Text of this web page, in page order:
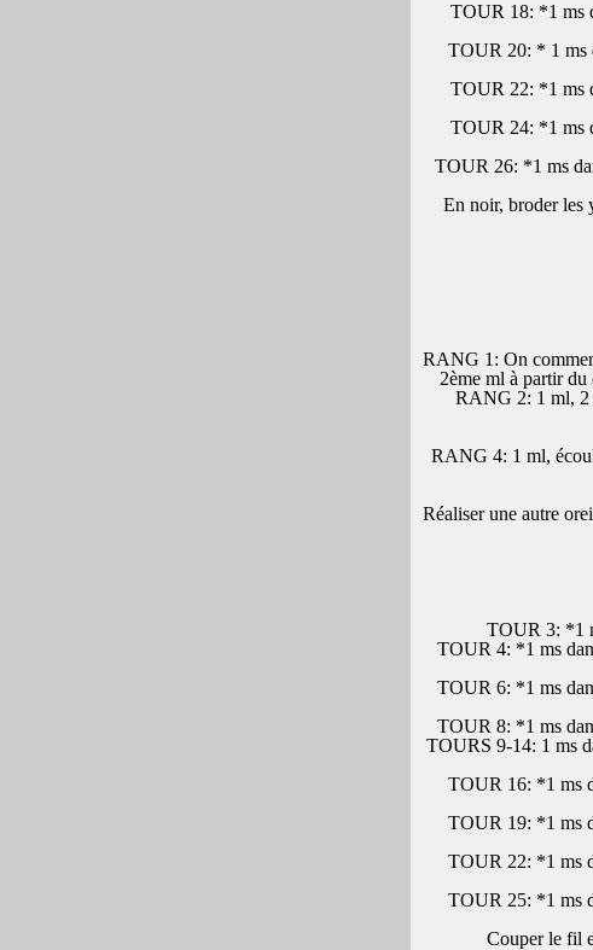
TOUR 18: *1 ms
TOUR 20: * 1 ms
TOUR 22: *1 ms
TOUR 24: *1 ms
TOUR 26: *1 ms
En noir, broder les
RANG 1: On
2ème ml à partir du
RANG 2: 1 ml, 2
RANG 4: 1 ml,
Réaliser une autre
TOUR 3: *1
TOUR 4: *1 ms
TOUR 6: *1 ms
TOUR 8: *1 ms
TOURS 9-14: 1 ms
TOUR 16: *1 ms
TOUR 19: *1 ms
TOUR 22: *1 ms
TOUR 25: *1 ms
Couper le fil